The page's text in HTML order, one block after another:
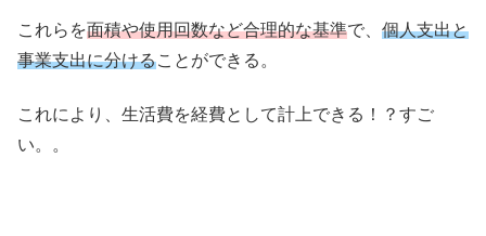
これらを面積や使用回数など合理的な基準で、 個人支出と
事業支出に分けることができる。
これにより、生活費を経費として計上できる！？すご
い。。